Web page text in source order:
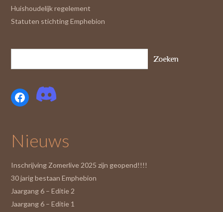
Huishoudelijk regelement
Statuten stichting Emphebion
Zoeken
Facebook
Nieuws
Inschrijving Zomerlive 2025 zijn geopend!!!!
30 jarig bestaan Emphebion
Jaargang 6 – Editie 2
Jaargang 6 – Editie 1